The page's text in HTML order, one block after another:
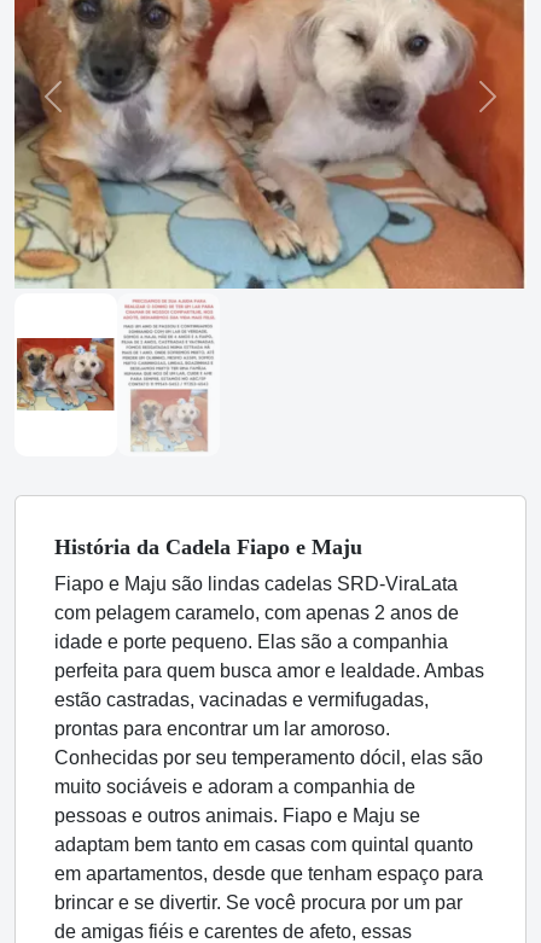
Previous Next
História da Cadela Fiapo e Maju
Fiapo e Maju são lindas cadelas SRD-ViraLata
com pelagem caramelo, com apenas 2 anos de
idade e porte pequeno. Elas são a companhia
perfeita para quem busca amor e lealdade. Ambas
estão castradas, vacinadas e vermifugadas,
prontas para encontrar um lar amoroso.
Conhecidas por seu temperamento dócil, elas são
muito sociáveis e adoram a companhia de
pessoas e outros animais. Fiapo e Maju se
adaptam bem tanto em casas com quintal quanto
em apartamentos, desde que tenham espaço para
brincar e se divertir. Se você procura por um par
de amigas fiéis e carentes de afeto, essas